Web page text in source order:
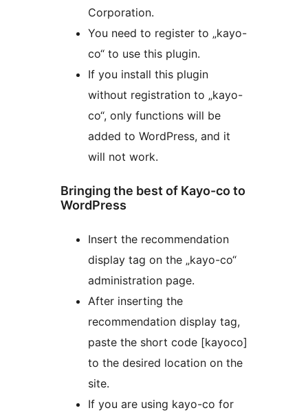
Corporation.
You need to register to „kayo-
co“ to use this plugin.
If you install this plugin
without registration to „kayo-
co“, only functions will be
added to WordPress, and it
will not work.
Bringing the best of Kayo-co to
WordPress
Insert the recommendation
display tag on the „kayo-co“
administration page.
After inserting the
recommendation display tag,
paste the short code [kayoco]
to the desired location on the
site.
If you are using kayo-co for